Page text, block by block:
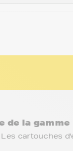
de la gamme
cartouches